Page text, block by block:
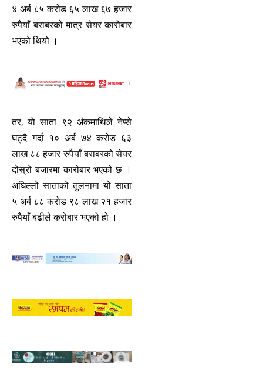
४ अर्ब ८५ करोड ६५ लाख ६७ हजार
रुपैयाँ बराबरको मात्र सेयर कारोबार
भएको थियो ।
तर, यो साता ९२ अंकमाथिले नेप्से
घट्दै गर्दा १० अर्ब ७४ करोड ६३
लाख ८८ हजार रुपैयाँ बराबरको सेयर
दोस्रो बजारमा कारोबार भएको छ ।
अघिल्लो साताको तुलनामा यो साता
५ अर्ब ८८ करोड ९८ लाख २१ हजार
रुपैयाँ बढीले करोबार भएको हो ।